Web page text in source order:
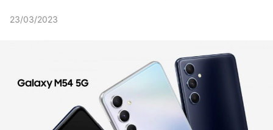
23/03/2023